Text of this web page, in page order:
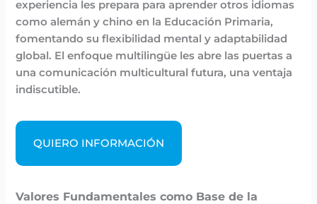
experiencia les prepara para aprender otros idiomas
como alemán y chino en la Educación Primaria,
fomentando su flexibilidad mental y adaptabilidad
global. El enfoque multilingüe les abre las puertas a
una comunicación multicultural futura, una ventaja
indiscutible.
QUIERO INFORMACIÓN
Valores Fundamentales como Base de la